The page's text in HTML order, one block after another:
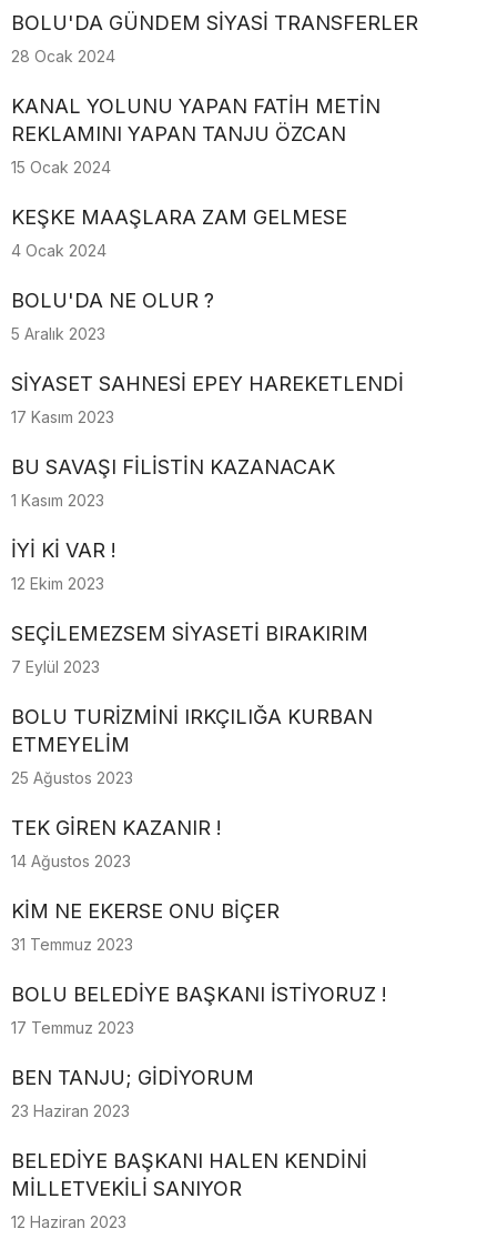
BOLU'DA GÜNDEM SİYASİ TRANSFERLER
28 Ocak 2024
KANAL YOLUNU YAPAN FATİH METİN
REKLAMINI YAPAN TANJU ÖZCAN
15 Ocak 2024
KEŞKE MAAŞLARA ZAM GELMESE
4 Ocak 2024
BOLU'DA NE OLUR ?
5 Aralık 2023
SİYASET SAHNESİ EPEY HAREKETLENDİ
17 Kasım 2023
BU SAVAŞI FİLİSTİN KAZANACAK
1 Kasım 2023
İYİ Kİ VAR !
12 Ekim 2023
SEÇİLEMEZSEM SİYASETİ BIRAKIRIM
7 Eylül 2023
BOLU TURİZMİNİ IRKÇILIĞA KURBAN
ETMEYELİM
25 Ağustos 2023
TEK GİREN KAZANIR !
14 Ağustos 2023
KİM NE EKERSE ONU BİÇER
31 Temmuz 2023
BOLU BELEDİYE BAŞKANI İSTİYORUZ !
17 Temmuz 2023
BEN TANJU; GİDİYORUM
23 Haziran 2023
BELEDİYE BAŞKANI HALEN KENDİNİ
MİLLETVEKİLİ SANIYOR
12 Haziran 2023